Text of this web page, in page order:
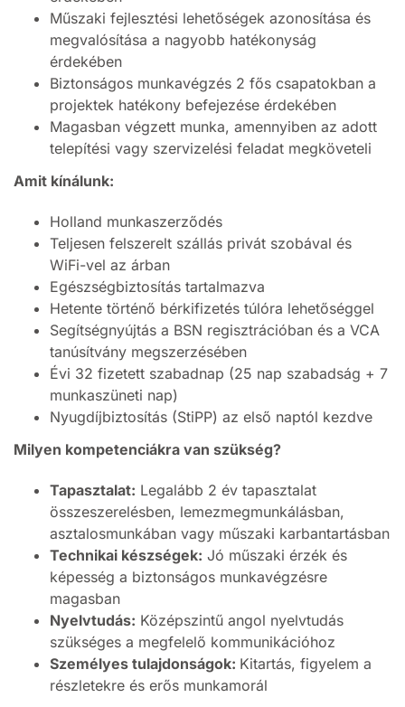
Műszaki fejlesztési lehetőségek azonosítása és
megvalósítása a nagyobb hatékonyság
érdekében
Biztonságos munkavégzés 2 fős csapatokban a
projektek hatékony befejezése érdekében
Magasban végzett munka, amennyiben az adott
telepítési vagy szervizelési feladat megköveteli
Amit kínálunk:
Holland munkaszerződés
Teljesen felszerelt szállás privát szobával és
WiFi-vel az árban
Egészségbiztosítás tartalmazva
Hetente történő bérkifizetés túlóra lehetőséggel
Segítségnyújtás a BSN regisztrációban és a VCA
tanúsítvány megszerzésében
Évi 32 fizetett szabadnap (25 nap szabadság + 7
munkaszüneti nap)
Nyugdíjbiztosítás (StiPP) az első naptól kezdve
Milyen kompetenciákra van szükség?
Tapasztalat: Legalább 2 év tapasztalat
összeszerelésben, lemezmegmunkálásban,
asztalosmunkában vagy műszaki karbantartásban
Technikai készségek: Jó műszaki érzék és
képesség a biztonságos munkavégzésre
magasban
Nyelvtudás: Középszintű angol nyelvtudás
szükséges a megfelelő kommunikációhoz
Személyes tulajdonságok: Kitartás, figyelem a
részletekre és erős munkamorál